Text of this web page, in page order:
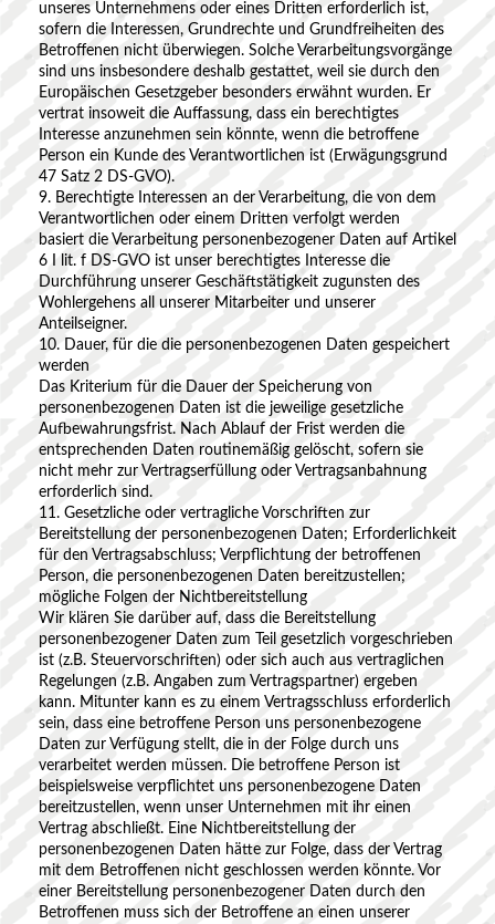
unseres Unternehmens oder eines Dritten erforderlich ist,
sofern die Interessen, Grundrechte und Grundfreiheiten des
Betroffenen nicht überwiegen. Solche Verarbeitungsvorgänge
sind uns insbesondere deshalb gestattet, weil sie durch den
Europäischen Gesetzgeber besonders erwähnt wurden. Er
vertrat insoweit die Auffassung, dass ein berechtigtes
Interesse anzunehmen sein könnte, wenn die betroffene
Person ein Kunde des Verantwortlichen ist (Erwägungsgrund
47 Satz 2 DS-GVO).
9. Berechtigte Interessen an der Verarbeitung, die von dem
Verantwortlichen oder einem Dritten verfolgt werden
basiert die Verarbeitung personenbezogener Daten auf Artikel
6 I lit. f DS-GVO ist unser berechtigtes Interesse die
Durchführung unserer Geschäftstätigkeit zugunsten des
Wohlergehens all unserer Mitarbeiter und unserer
Anteilseigner.
10. Dauer, für die die personenbezogenen Daten gespeichert
werden
Das Kriterium für die Dauer der Speicherung von
personenbezogenen Daten ist die jeweilige gesetzliche
Aufbewahrungsfrist. Nach Ablauf der Frist werden die
entsprechenden Daten routinemäßig gelöscht, sofern sie
nicht mehr zur Vertragserfüllung oder Vertragsanbahnung
erforderlich sind.
11. Gesetzliche oder vertragliche Vorschriften zur
Bereitstellung der personenbezogenen Daten; Erforderlichkeit
für den Vertragsabschluss; Verpflichtung der betroffenen
Person, die personenbezogenen Daten bereitzustellen;
mögliche Folgen der Nichtbereitstellung
Wir klären Sie darüber auf, dass die Bereitstellung
personenbezogener Daten zum Teil gesetzlich vorgeschrieben
ist (z.B. Steuervorschriften) oder sich auch aus vertraglichen
Regelungen (z.B. Angaben zum Vertragspartner) ergeben
kann. Mitunter kann es zu einem Vertragsschluss erforderlich
sein, dass eine betroffene Person uns personenbezogene
Daten zur Verfügung stellt, die in der Folge durch uns
verarbeitet werden müssen. Die betroffene Person ist
beispielsweise verpflichtet uns personenbezogene Daten
bereitzustellen, wenn unser Unternehmen mit ihr einen
Vertrag abschließt. Eine Nichtbereitstellung der
personenbezogenen Daten hätte zur Folge, dass der Vertrag
mit dem Betroffenen nicht geschlossen werden könnte. Vor
einer Bereitstellung personenbezogener Daten durch den
Betroffenen muss sich der Betroffene an einen unserer